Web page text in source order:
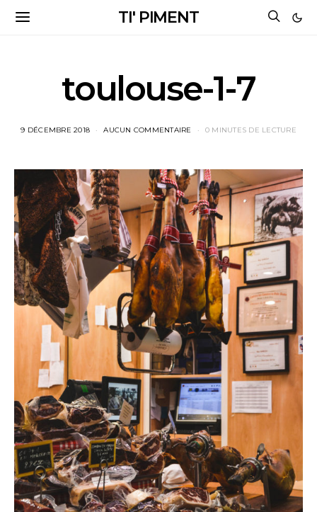
TI' PIMENT
toulouse-1-7
9 DÉCEMBRE 2018 AUCUN COMMENTAIRE 0 MINUTES DE LECTURE